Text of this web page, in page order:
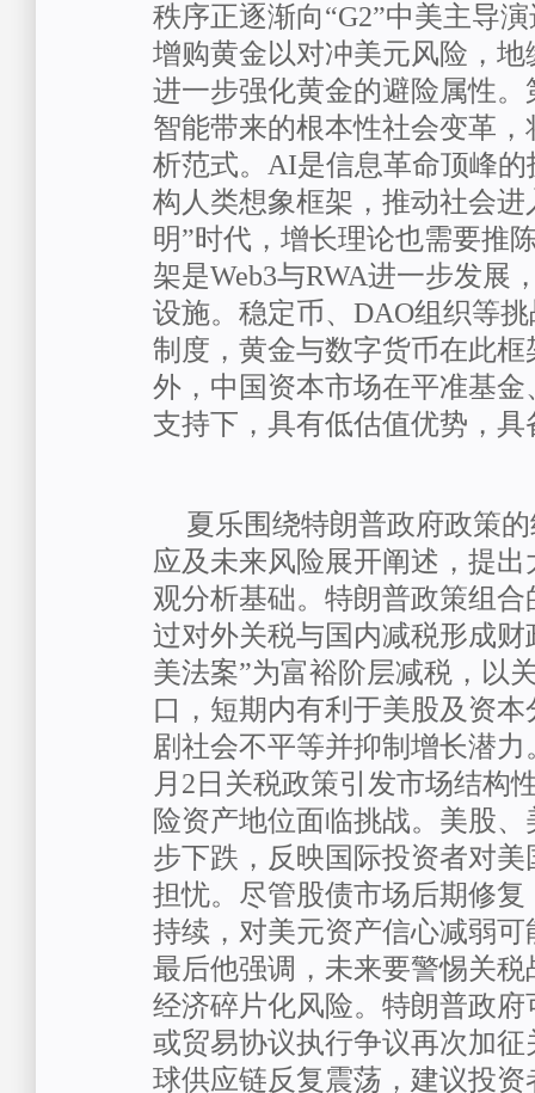
秩序正逐渐向“G2”中美主导
增购黄金以对冲美元风险，
进一步强化黄金的避险属性
智能带来的根本性社会变革
析范式。 AI是信息革命顶峰
构人类想象框架，推动社会进
明”时代，增长理论也需要推
架是Web3与RWA进一步发展
设施。稳定币、 DAO组织等
制度，黄金与数字货币在此
外，中国资本市场在平准基
支持下，具有低估值优势，
夏乐围绕特朗普政府政策
应及未来风险展开阐述，提
观分析基础。特朗普政策组
过对外关税与国内减税形成财
美法案”为富裕阶层减税，以
口，短期内有利于美股及资
剧社会不平等并抑制增长潜
月 2 日关税政策引发市场结构
险资产地位面临挑战。美股
步下跌，反映国际投资者对
担忧。尽管股债市场后期修
持续，对美元资产信心减弱
最后他强调，未来要警惕关
经济碎片化风险。特朗普政
或贸易协议执行争议再次加
球供应链反复震荡，建议投